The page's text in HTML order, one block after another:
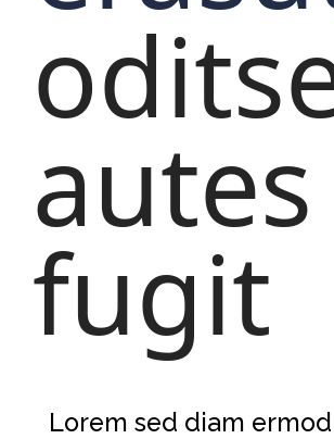
autes
fugit
Lorem sed diam